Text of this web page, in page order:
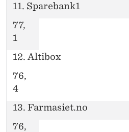
11. Sparebank1
77,
1
12. Altibox
76,
4
13. Farmasiet.no
76,